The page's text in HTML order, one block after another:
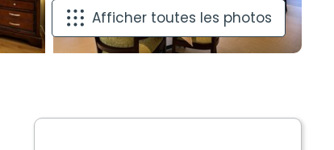
Afficher toutes les photos